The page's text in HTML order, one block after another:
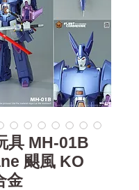
具 MH-01B
颶風 KO
金